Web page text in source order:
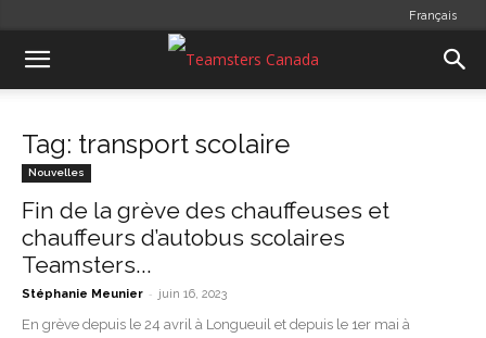
Français
Tag: transport scolaire
Nouvelles
Fin de la grève des chauffeuses et
chauffeurs d’autobus scolaires
Teamsters...
Stéphanie Meunier - juin 16, 2023
En grève depuis le 24 avril à Longueuil et depuis le 1er mai à